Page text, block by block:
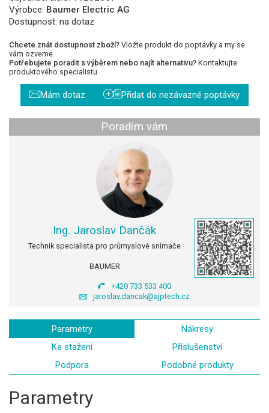
Výrobce: Baumer Electric AG
Dostupnost: na dotaz
Chcete znát dostupnost zboží? Vložte produkt do poptávky a my se
vám ozveme.
Potřebujete poradit s výběrem nebo najít alternativu? Kontaktujte
produktového specialistu.
Mám dotaz + Přidat do nezávazné poptávky
Poradím vám
Ing. Jaroslav Dančák
Technik specialista pro průmyslové snímače
BAUMER
+420 733 533 400
jaroslav.dancak@ajptech.cz
Parametry
Nákresy
Ke stažení
Příslušenství
Podpora
Podobné produkty
Parametry